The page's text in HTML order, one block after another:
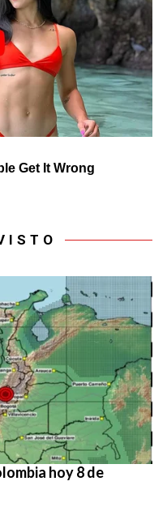
hoy 8 de